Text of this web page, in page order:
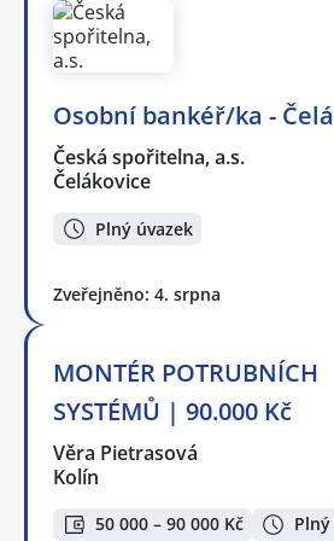
Osobní bankéř/ka -
Česká spořitelna, a.s.
Čelákovice
Plný úvazek
Zveřejněno: 4. srpna
MONTÉR POTRUBNÍCH
SYSTÉMŮ | 90.000 Kč
Věra Pietrasová
Kolín
50 000 – 90 000 Kč